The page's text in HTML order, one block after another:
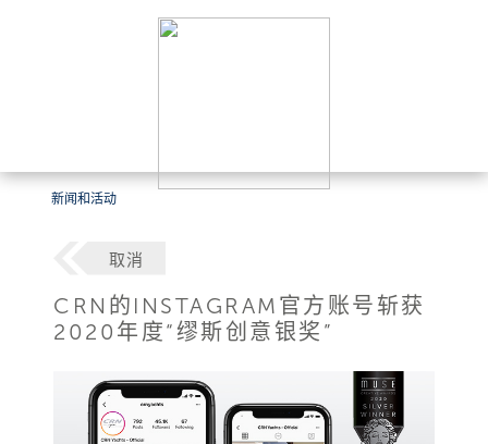
新闻和活动
取消
CRN的INSTAGRAM官方账号斩获
2020年度“缪斯创意银奖”